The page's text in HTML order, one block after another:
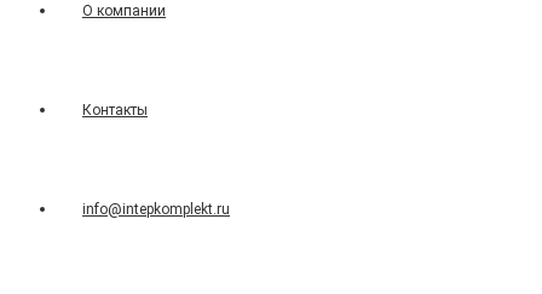
О компании
Контакты
info@intepkomplekt.ru